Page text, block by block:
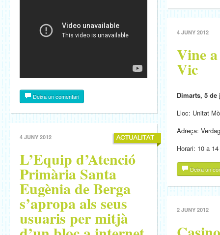
Deixa un comentari
4 JUNY 2012
L’Equip d’Atenció
Primària Santa
Eugènia de Berga
s’apropa als seus
usuaris per mitjà
4 JUNY 2012
Vine
Vic
Dimarts, 5 de
Lloc: Unitat
Adreça:
Horari: 10 a 14
Deixa un
2 JUNY 2012